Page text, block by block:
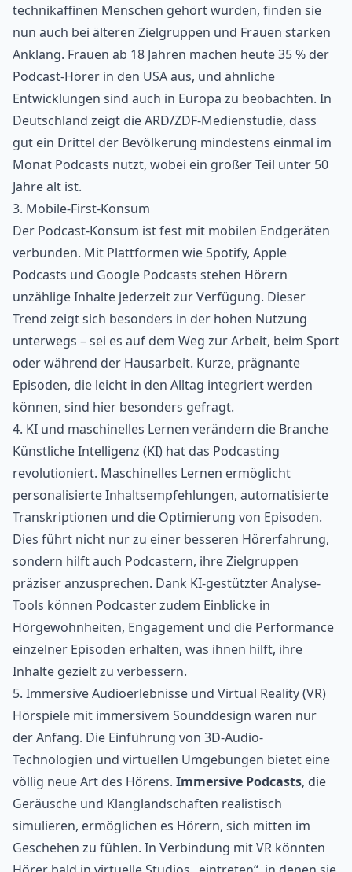
technikaffinen Menschen gehört wurden, finden sie
nun auch bei älteren Zielgruppen und Frauen starken
Anklang. Frauen ab 18 Jahren machen heute 35 % der
Podcast-Hörer in den USA aus, und ähnliche
Entwicklungen sind auch in Europa zu beobachten. In
Deutschland zeigt die ARD/ZDF-Medienstudie, dass
gut ein Drittel der Bevölkerung mindestens einmal im
Monat Podcasts nutzt, wobei ein großer Teil unter 50
Jahre alt ist.
3. Mobile-First-Konsum
Der Podcast-Konsum ist fest mit mobilen Endgeräten
verbunden. Mit Plattformen wie Spotify, Apple
Podcasts und Google Podcasts stehen Hörern
unzählige Inhalte jederzeit zur Verfügung. Dieser
Trend zeigt sich besonders in der hohen Nutzung
unterwegs – sei es auf dem Weg zur Arbeit, beim Sport
oder während der Hausarbeit. Kurze, prägnante
Episoden, die leicht in den Alltag integriert werden
können, sind hier besonders gefragt.
4. KI und maschinelles Lernen verändern die Branche
Künstliche Intelligenz (KI) hat das Podcasting
revolutioniert. Maschinelles Lernen ermöglicht
personalisierte Inhaltsempfehlungen, automatisierte
Transkriptionen und die Optimierung von Episoden.
Dies führt nicht nur zu einer besseren Hörerfahrung,
sondern hilft auch Podcastern, ihre Zielgruppen
präziser anzusprechen. Dank KI-gestützter Analyse-
Tools können Podcaster zudem Einblicke in
Hörgewohnheiten, Engagement und die Performance
einzelner Episoden erhalten, was ihnen hilft, ihre
Inhalte gezielt zu verbessern.
5. Immersive Audioerlebnisse und Virtual Reality (VR)
Hörspiele mit immersivem Sounddesign waren nur
der Anfang. Die Einführung von 3D-Audio-
Technologien und virtuellen Umgebungen bietet eine
völlig neue Art des Hörens. Immersive Podcasts, die
Geräusche und Klanglandschaften realistisch
simulieren, ermöglichen es Hörern, sich mitten im
Geschehen zu fühlen. In Verbindung mit VR könnten